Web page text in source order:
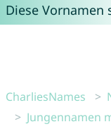
Diese
CharliesNames
Jungennamen